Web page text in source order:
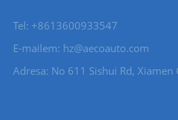
Tel: +8613600933547
E-mailem: hz@aecoauto.com
Adresa: No 611 Sishui Rd, Xiamen